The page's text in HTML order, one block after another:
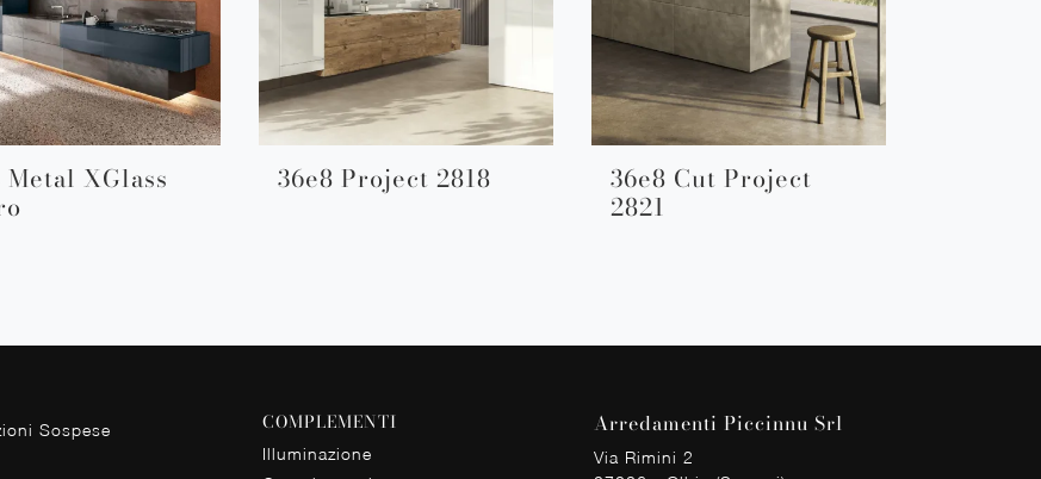
Metal XGlass 36e8 Project 2818 36e8 Cut Project
2821
Sospese
COMPLEMENTI
Illuminazione
Arredamenti Piccinnu Srl
Via Rimini 2